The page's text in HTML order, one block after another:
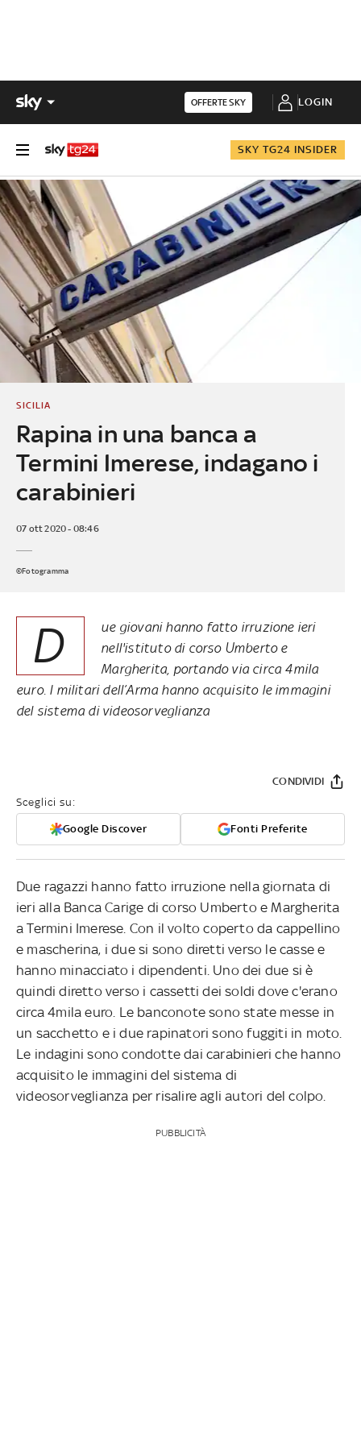
OFFERTE SKY LOGIN
SKY TG24 INSIDER
Rapina in una banca a
Termini Imerese, indagano i
carabinieri
SICILIA
07 ott 2020 - 08:46
©Fotogramma
D
ue giovani hanno fatto irruzione ieri
nell'istituto di corso Umberto e
Margherita, portando via circa 4mila
euro. I militari dell’Arma hanno acquisito le immagini
del sistema di videosorveglianza
Sceglici su:
Google Discover Fonti Preferite
CONDIVIDI
Due ragazzi hanno fatto irruzione nella giornata di
ieri alla Banca Carige di corso Umberto e Margherita
a Termini Imerese. Con il volto coperto da cappellino
e mascherina, i due si sono diretti verso le casse e
hanno minacciato i dipendenti. Uno dei due si è
quindi diretto verso i cassetti dei soldi dove c'erano
circa 4mila euro. Le banconote sono state messe in
un sacchetto e i due rapinatori sono fuggiti in moto.
Le indagini sono condotte dai carabinieri che hanno
acquisito le immagini del sistema di
videosorveglianza per risalire agli autori del colpo.
PUBBLICITÀ